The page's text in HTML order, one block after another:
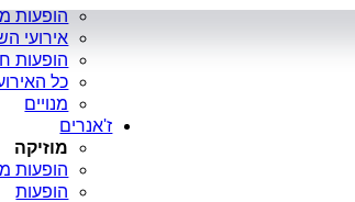
הופעות
אירועי
הופעות
כל
מנויים
ז'אנרים
מוזיקה
הופעות
הופעות